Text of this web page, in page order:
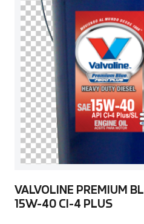
VALVOLINE PREMIUM
15W-40 CI-4 PLUS